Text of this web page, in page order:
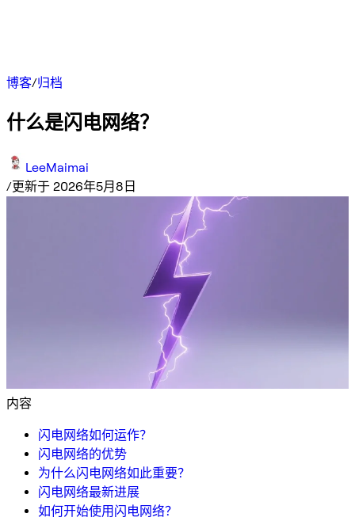
博客/归档
什么是闪电网络？
LeeMaimai
/更新于 2026年5月8日
内容
闪电网络如何运作？
闪电网络的优势
为什么闪电网络如此重要？
闪电网络最新进展
如何开始使用闪电网络？